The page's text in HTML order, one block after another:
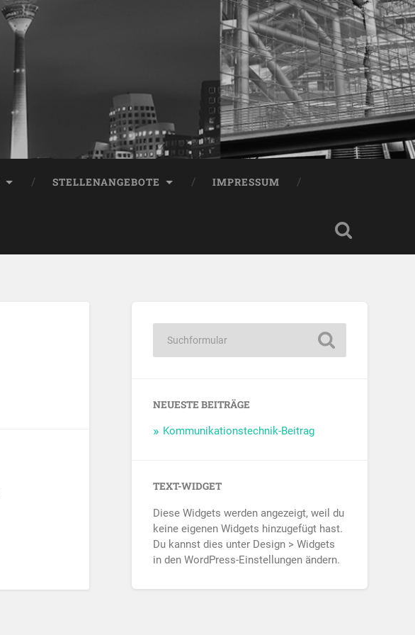
STELLENANGEBOTE IMPRESSUM
NEUESTE BEITRÄGE
Kommunikationstechnik-Beitrag
TEXT-WIDGET
Diese Widgets werden angezeigt, weil du
keine eigenen Widgets hinzugefügt hast.
Du kannst dies unter Design > Widgets
in den WordPress-Einstellungen ändern.